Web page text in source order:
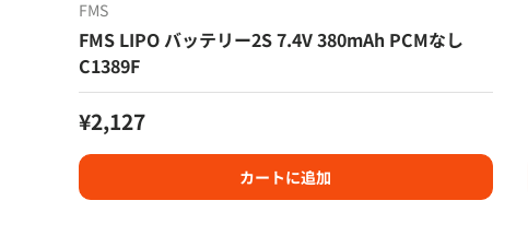
FMS
FMS LIPO バッテリー2S 7.4V 380mAh PCMなし
C1389F
定価
¥2,127
カートに追加